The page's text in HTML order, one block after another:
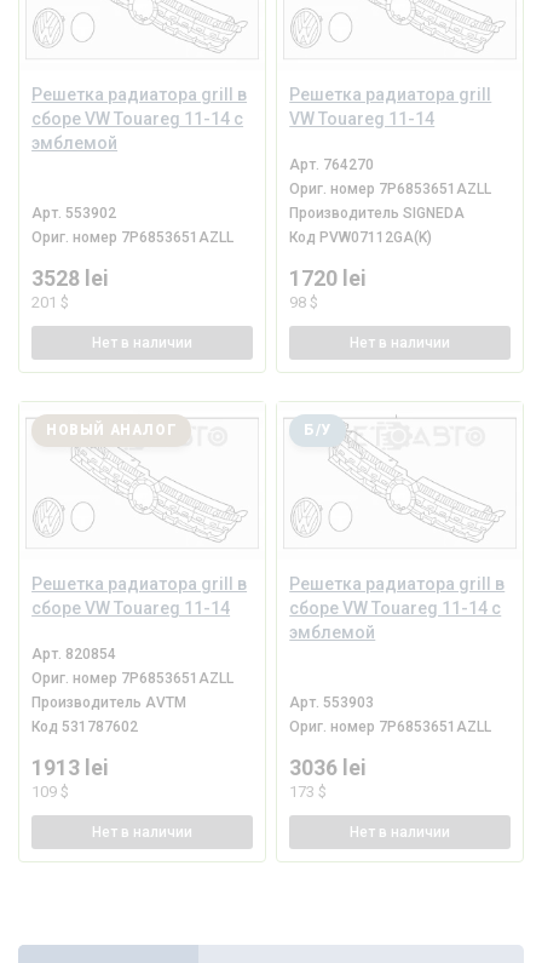
Решетка радиатора grill в
сборе VW Touareg 11-14 с
эмблемой
Арт. 553902
Ориг. номер 7P6853651AZLL
3528 lei
201 $
Нет в наличии
Решетка радиатора grill
VW Touareg 11-14
Арт. 764270
Ориг. номер 7P6853651AZLL
ПроизводительSIGNEDA
Код PVW07112GA(K)
1720 lei
98 $
Нет в наличии
Решетка радиатора grill в
сборе VW Touareg 11-14
НОВЫЙ АНАЛОГ
Арт. 820854
Ориг. номер 7P6853651AZLL
Производитель AVTM
Код 531787602
1913 lei
109 $
Нет в наличии
Решетка радиатора grill в
сборе VW Touareg 11-14 с
эмблемой
Б/У
Арт. 553903
Ориг. номер 7P6853651AZLL
3036 lei
173 $
Нет в наличии